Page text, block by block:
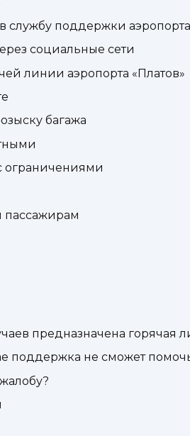
службу поддержки аэропорта
социальные сети
линии аэропорта «Платов»
багажа
ограничениями
предназначена горячая
поддержка не сможет